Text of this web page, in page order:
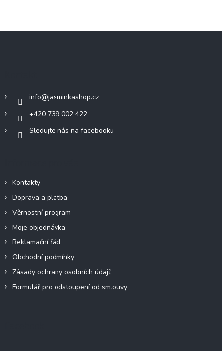
info@jasminkashop.cz
+420 739 002 422
Sledujte nás na facebooku
Kontakty
Doprava a platba
Věrnostní program
Moje objednávka
Reklamační řád
Obchodní podmínky
Zásady ochrany osobních údajů
Formulář pro odstoupení od smlouvy